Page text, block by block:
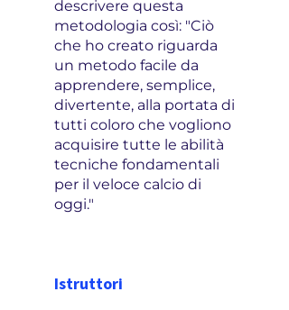
descrivere questa
metodologia così: "Ciò
che ho creato riguarda
un metodo facile da
apprendere, semplice,
divertente, alla portata di
tutti coloro che vogliono
acquisire tutte le abilità
tecniche fondamentali
per il veloce calcio di
oggi."
Istruttori